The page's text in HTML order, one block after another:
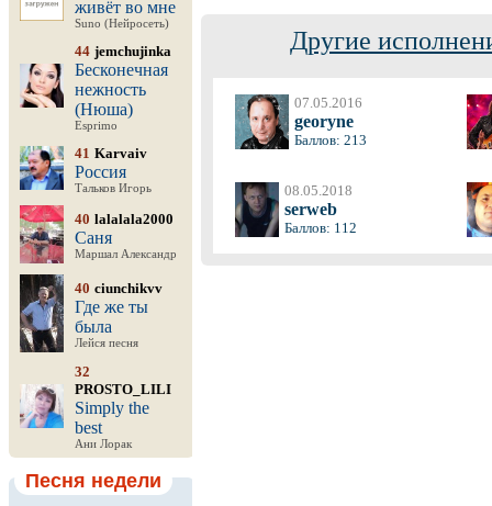
живёт во мне
Suno (Нейросеть)
44 jemchujinka
Бесконечная
нежность
(Нюша)
Esprimo
41 Karvaiv
Россия
Тальков Игорь
40 lalalala2000
Саня
Маршал Александр
40 ciunchikvv
Где же ты
была
Лейся песня
32
PROSTO_LILI
Simply the
best
Ани Лорак
Песня недели
Другие
07.05.2016
georyne
Баллов: 213
08.05.2018
serweb
Баллов: 112